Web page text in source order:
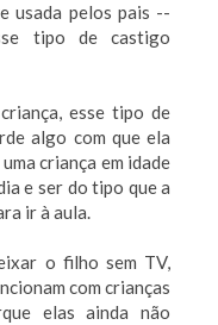
usada pelos pais --
tipo de castigo
esse tipo de
algo com que ela
criança em idade
e ser do tipo que a
ir à aula.
o filho sem TV,
com crianças
elas ainda não